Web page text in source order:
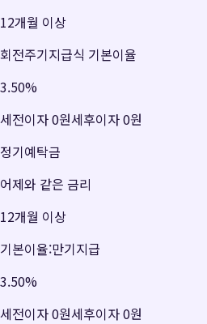
12개월 이상
회전주기지급식 기본이율
3.50%
세전이자0원세후이자0원
정기예탁금
어제와 같은 금리
12개월 이상
기본이율:만기지급
3.50%
세전이자0원세후이자0원